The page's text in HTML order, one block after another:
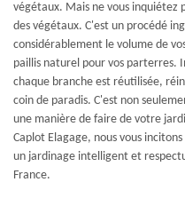
végétaux. Mais ne vous inquiétez
des végétaux. C'est un procédé
considérablement le volume de
paillis naturel pour vos parterres.
chaque branche est réutilisée,
coin de paradis. C'est non
une manière de faire de votre
Caplot Elagage, nous vous
un jardinage intelligent et
France.